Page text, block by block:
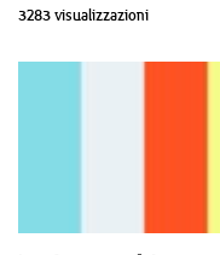
3283 visualizzazioni